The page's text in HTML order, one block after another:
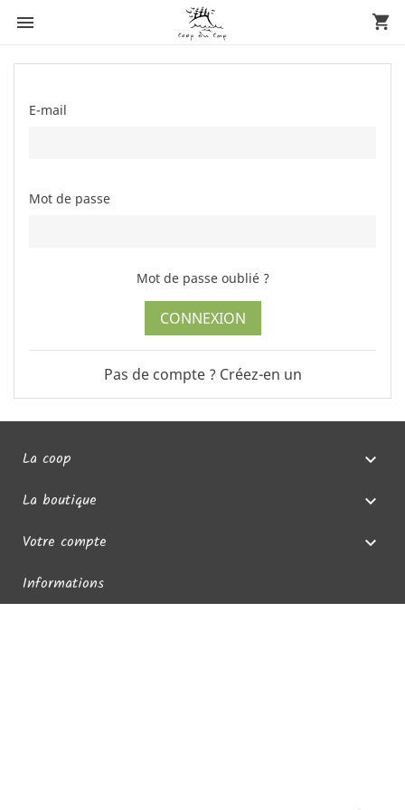
 shopping_cart
E-mail
Mot de passe
Mot de passe oublié ?
CONNEXION
Pas de compte ? Créez-en un
La coop 
La boutique 
Votre compte 
Informations